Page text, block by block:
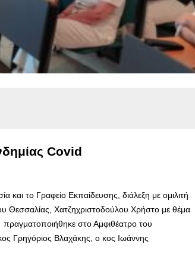
Covid
το Γραφείο Εκπαίδευσης, διάλεξη με ομιλιτή
Θεσσαλίας, Χατζηχριστοδούλου Χρήστο με θέμα
στο Αμφιθέατρο του
Γρηγόριος Βλαχάκης, ο κος Ιωάννης